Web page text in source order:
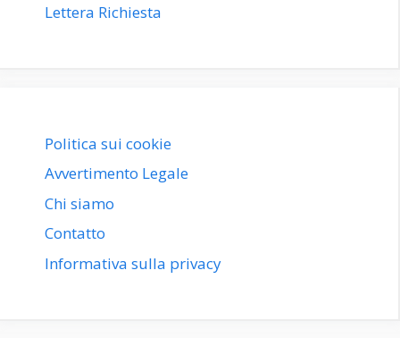
Lettera Richiesta
Politica sui cookie
Avvertimento Legale
Chi siamo
Contatto
Informativa sulla privacy